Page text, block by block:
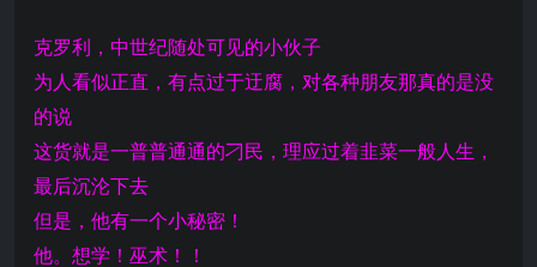
克罗利，中世纪随处可见的小伙子
为人看似正直，有点过于迂腐，对各种朋友那真的是没
的说
这货就是一普普通通的刁民，理应过着韭菜一般人生，
最后沉沦下去
但是，他有一个小秘密！
他。想学！巫术！！